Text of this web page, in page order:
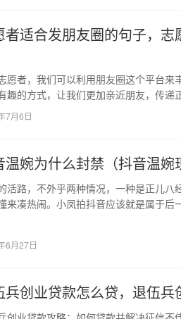
者适合发朋友圈的句子，
愿者，我们可以利用朋友圈这个平台
趣的方式，让我们更加亲近朋友，传递
合发朋友圈的搞笑句子，…
7月6日
温婉为什么封禁（抖音温婉
活路，不外乎两种情况，一种是正儿八
来凑热闹。小凤拍抖音应该就是属于后
6月27日
兵创业贷款怎么贷，退伍兵